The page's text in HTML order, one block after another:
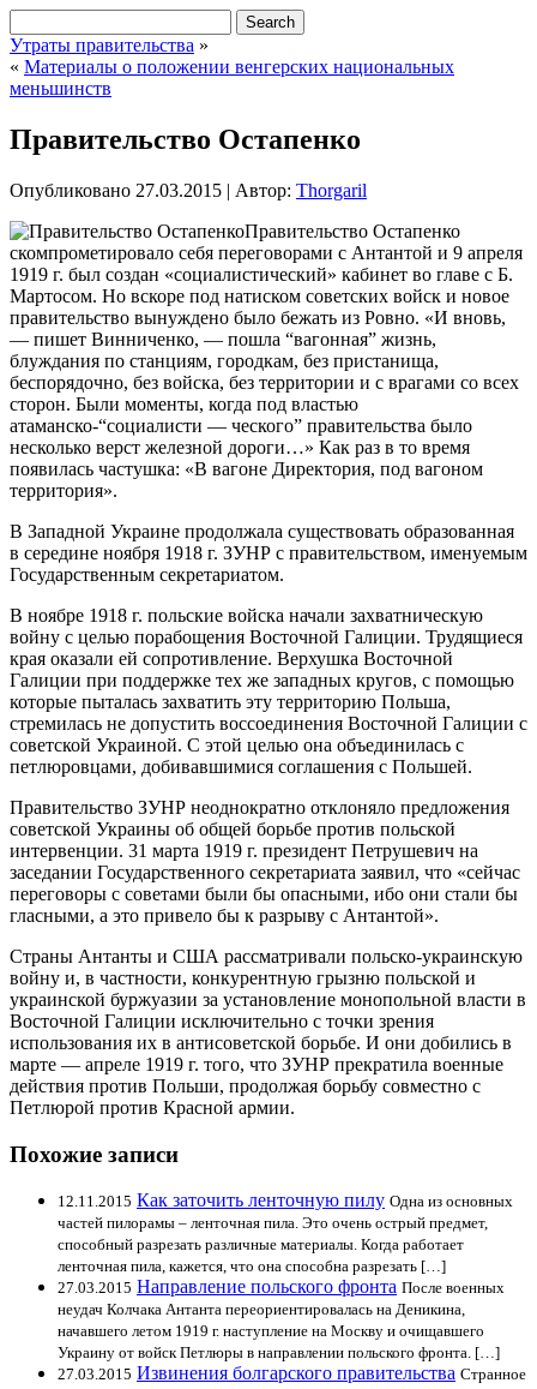
Утраты правительства »
« Материалы о положении венгерских национальных
меньшинств
Правительство Остапенко
Опубликовано 27.03.2015 | Автор: Thorgaril
Правительство Остапенко
скомпрометировало себя переговорами с Антантой и 9 апреля
1919 г. был создан «социалистический» кабинет во главе с Б.
Мартосом. Но вскоре под натиском советских войск и новое
правительство вынуждено было бежать из Ровно. «И вновь,
— пишет Винниченко, — пошла “вагонная” жизнь,
блуждания по станциям, городкам, без пристанища,
беспорядочно, без войска, без территории и с врагами со всех
сторон. Были моменты, когда под властью
атаманско-“социалисти — ческого” правительства было
несколько верст железной дороги…» Как раз в то время
появилась частушка: «В вагоне Директория, под вагоном
территория».
В Западной Украине продолжала существовать образованная
в середине ноября 1918 г. ЗУНР с правительством, именуемым
Государственным секретариатом.
В ноябре 1918 г. польские войска начали захватническую
войну с целью порабощения Восточной Галиции. Трудящиеся
края оказали ей сопротивление. Верхушка Восточной
Галиции при поддержке тех же западных кругов, с помощью
которые пыталась захватить эту территорию Польша,
стремилась не допустить воссоединения Восточной Галиции с
советской Украиной. С этой целью она объединилась с
петлюровцами, добивавшимися соглашения с Польшей.
Правительство ЗУНР неоднократно отклоняло предложения
советской Украины об общей борьбе против польской
интервенции. 31 марта 1919 г. президент Петрушевич на
заседании Государственного секретариата заявил, что «сейчас
переговоры с советами были бы опасными, ибо они стали бы
гласными, а это привело бы к разрыву с Антантой».
Страны Антанты и США рассматривали польско-украинскую
войну и, в частности, конкурентную грызню польской и
украинской буржуазии за установление монопольной власти в
Восточной Галиции исключительно с точки зрения
использования их в антисоветской борьбе. И они добились в
марте — апреле 1919 г. того, что ЗУНР прекратила военные
действия против Польши, продолжая борьбу совместно с
Петлюрой против Красной армии.
Похожие записи
12.11.2015 Как заточить ленточную пилу Одна из основных
частей пилорамы – ленточная пила. Это очень острый предмет,
способный разрезать различные материалы. Когда работает
ленточная пила, кажется, что она способна разрезать […]
27.03.2015 Направление польского фронта После военных
неудач Колчака Антанта переориентировалась на Деникина,
начавшего летом 1919 г. наступление на Москву и очищавшего
Украину от войск Петлюры в направлении польского фронта. […]
27.03.2015 Извинения болгарского правительства Странное